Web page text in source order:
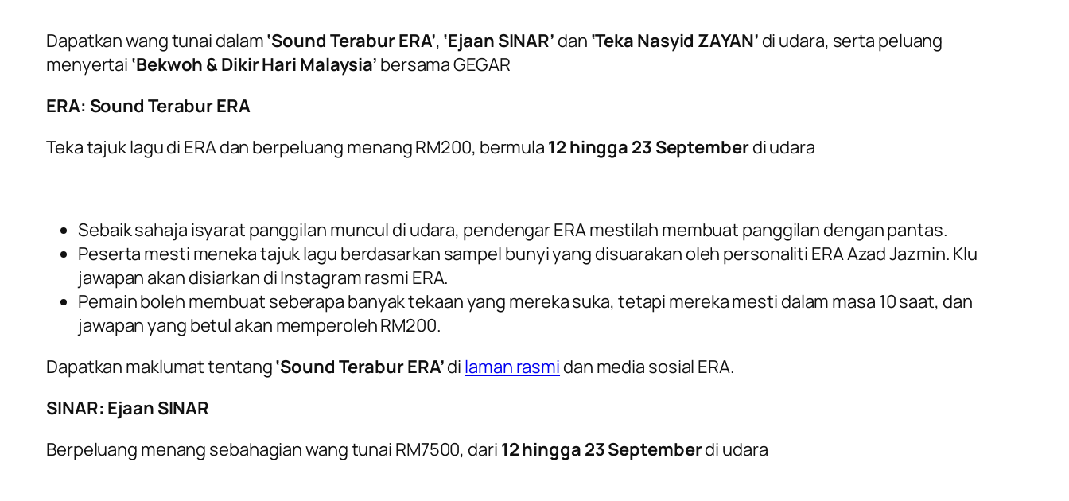
Dapatkan wang tunai dalam‘Sound Terabur ERA’, ‘Ejaan SINAR’ dan ‘Teka Nasyid ZAYAN’ di udara, serta peluang
menyertai ‘Bekwoh & Dikir Hari Malaysia’ bersama GEGAR
ERA: Sound Terabur ERA
Teka tajuk lagu di ERA dan berpeluang menang RM200, bermula 12 hingga 23 Septemberdi udara
Sebaik sahaja isyarat panggilan muncul di udara, pendengar ERA mestilah membuat panggilan dengan pantas.
Peserta mesti meneka tajuk lagu berdasarkan sampel bunyi yang disuarakan oleh personaliti ERA Azad Jazmin. Klu
jawapan akan disiarkan di Instagram rasmi ERA.
Pemain boleh membuat seberapa banyak tekaan yang mereka suka, tetapi mereka mesti dalam masa 10 saat, dan
jawapan yang betul akan memperoleh RM200.
Dapatkan maklumat tentang‘Sound Terabur ERA’di laman rasmi dan media sosial ERA.
SINAR: Ejaan SINAR
Berpeluang menang sebahagian wang tunai RM7500, dari 12 hingga 23 Septemberdi udara